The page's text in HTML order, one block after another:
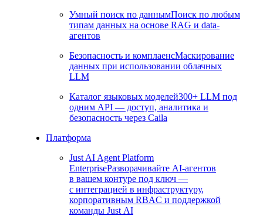
Умный поиск по даннымПоиск по любым
типам данных на основе RAG и data-
агентов
Безопасность и комплаенсМаскирование
данных при использовании облачных
LLM
Каталог языковых моделей300+ LLM под
одним API — доступ, аналитика и
безопасность через Caila
Платформа
Just AI Agent Platform
EnterpriseРазворачивайте AI-агентов
в вашем контуре под ключ —
с интеграцией в инфраструктуру,
корпоративным RBAC и поддержкой
команды Just AI